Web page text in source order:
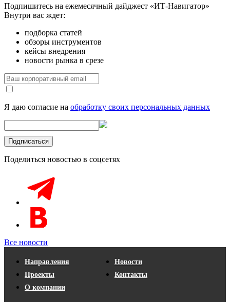
Подпишитесь на ежемесячный дайджест «ИТ-Навигатор»
Внутри вас ждет:
подборка статей
обзоры инструментов
кейсы внедрения
новости рынка в срезе
Я даю согласие на обработку своих персональных данных
Поделиться новостью в соцсетях
Все новости
Направления
Проекты
О компании
Новости
Контакты